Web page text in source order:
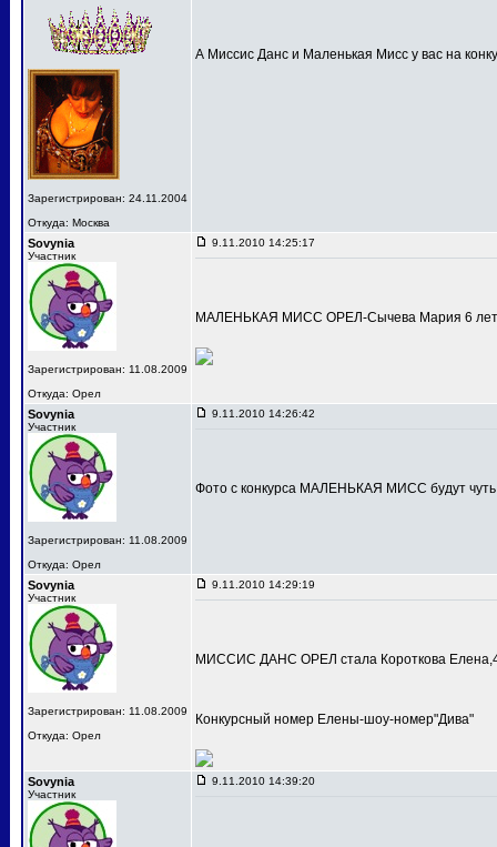
Зарегистрирован: 24.11.2004
Откуда: Москва
А Миссис Данс и Маленькая Мисс у вас на
Sovynia
Участник
Зарегистрирован: 11.08.2009
Откуда: Орел
9.11.2010 14:25:17
МАЛЕНЬКАЯ МИСС ОРЕЛ-Сычева Мария 6
Sovynia
Участник
Зарегистрирован: 11.08.2009
Откуда: Орел
9.11.2010 14:26:42
Фото с конкурса МАЛЕНЬКАЯ МИСС будут
Sovynia
Участник
Зарегистрирован: 11.08.2009
Откуда: Орел
9.11.2010 14:29:19
МИССИС ДАНС ОРЕЛ стала Короткова
Конкурсный номер Елены-шоу-номер"Дива"
Sovynia
Участник
9.11.2010 14:39:20